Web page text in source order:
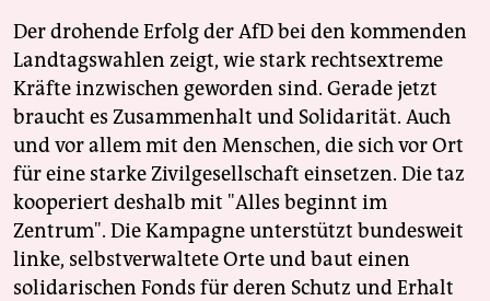
Der drohende Erfolg der AfD bei den kommenden
Landtagswahlen zeigt, wie stark rechtsextreme
Kräfte inzwischen geworden sind. Gerade jetzt
braucht es Zusammenhalt und Solidarität. Auch
und vor allem mit den Menschen, die sich vor Ort
für eine starke Zivilgesellschaft einsetzen. Die taz
kooperiert deshalb mit "Alles beginnt im
Zentrum". Die Kampagne unterstützt bundesweit
linke, selbstverwaltete Orte und baut einen
solidarischen Fonds für deren Schutz und Erhalt